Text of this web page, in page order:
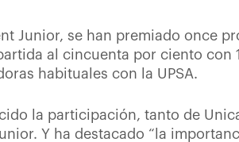
Junior, se han premiado once
al cincuenta por ciento con
habituales con la UPSA.
la participación, tanto de
Y ha destacado “la